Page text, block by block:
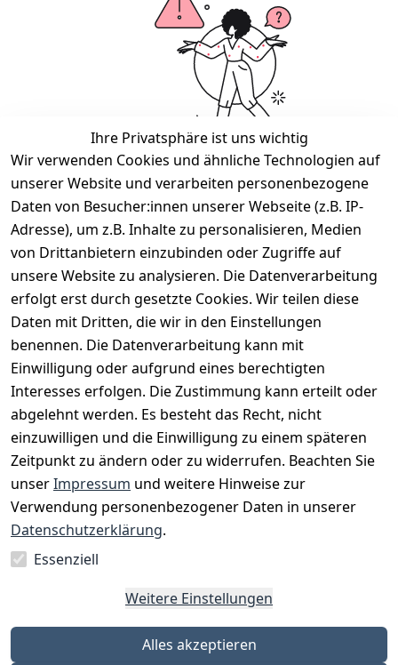
Wir haben keine Artikel mehr in dieser
Kategorie.
Haben Sie nicht gefunden, was Sie suchen?
Artikel durchsuchen
Ihre Privatsphäre ist uns wichtig
Wir verwenden Cookies und ähnliche Technologien auf
unserer Website und verarbeiten personenbezogene
Daten von Besucher:innen unserer Webseite (z.B. IP-
Adresse), um z.B. Inhalte zu personalisieren, Medien
von Drittanbietern einzubinden oder Zugriffe auf
unsere Website zu analysieren. Die Datenverarbeitung
erfolgt erst durch gesetzte Cookies. Wir teilen diese
Daten mit Dritten, die wir in den Einstellungen
benennen. Die Datenverarbeitung kann mit
Einwilligung oder aufgrund eines berechtigten
Interesses erfolgen. Die Zustimmung kann erteilt oder
abgelehnt werden. Es besteht das Recht, nicht
einzuwilligen und die Einwilligung zu einem späteren
Zeitpunkt zu ändern oder zu widerrufen. Beachten Sie
unserImpressum und weitere Hinweise zur
Verwendung personenbezogener Daten in unserer
Datenschutzerklärung.
Essenziell
Weitere Einstellungen
Alles akzeptieren
Rechtliches
AGB
Impressum
Datenschutze
rklärung
Barrierefreihe
Services
Kontakt
Registrieren
Katalog
Zahlungsm
öglichkeite
n
Vorkasse
PayPal
Versanddie
nstleister
Post